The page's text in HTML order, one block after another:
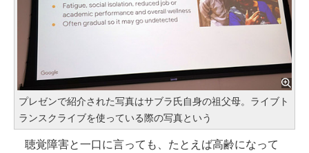
プレゼンで紹介された写真はサブラ氏自身の祖父母。ライブト
ランスクライブを使っている際の写真という
聴覚障害と一口に言っても、たとえば高齢になって